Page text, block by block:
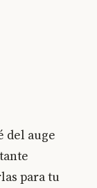
del auge
para tu